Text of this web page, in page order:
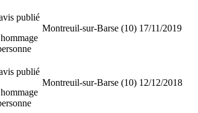
publié
Montreuil-sur-Barse (10) 17/11/2019
publié
Montreuil-sur-Barse (10) 12/12/2018